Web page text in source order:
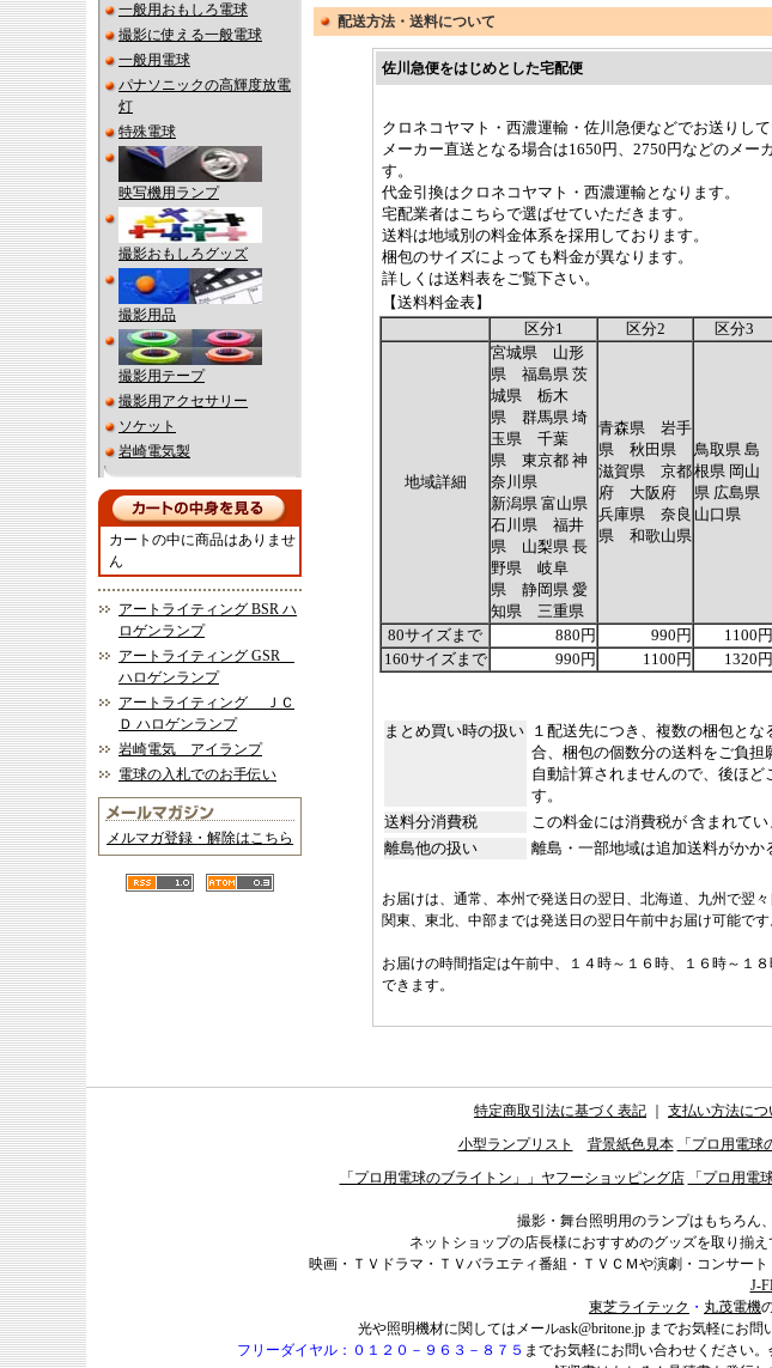
一般用おもしろ電球
撮影に使える一般電球
一般用電球
パナソニックの高輝度放電
灯
特殊電球
映写機用ランプ
撮影おもしろグッズ
撮影用品
撮影用テープ
撮影用アクセサリー
ソケット
岩崎電気製
カートの中に商品はありませ
ん
アートライティング BSR ハ
ロゲンランプ
アートライティング GSR
ハロゲンランプ
アートライティング ＪＣ
Ｄ ハロゲンランプ
岩崎電気 アイランプ
電球の入札でのお手伝い
メルマガ登録・解除はこちら
配送方法・送料について
佐川急便をはじめとした宅配便
クロネコヤマト・西濃運輸・佐川急便などでお送りして
メーカー直送となる場合は1650円、2750円などのメー
す。
代金引換はクロネコヤマト・西濃運輸となります。
宅配業者はこちらで選ばせていただきます。
送料は地域別の料金体系を採用しております。
梱包のサイズによっても料金が異なります。
詳しくは送料表をご覧下さい。
【送料料金表】
区分1 区分2 区分3
地域詳細
宮城県 山形
県 福島県 茨
城県 栃木
県 群馬県 埼
玉県 千葉
県 東京都 神
奈川県
新潟県 富山県
石川県 福井
県 山梨県 長
野県 岐阜
県 静岡県 愛
知県 三重県
青森県 岩手
県 秋田県
滋賀県 京都
府 大阪府
兵庫県 奈良
県 和歌山県
鳥取県 島
根県 岡山
県 広島県
山口県
80サイズまで 880円 990円 1100円
160サイズまで
990円 1100円 1320円
まとめ買い時の扱い １配送先につき、複数の梱包と
合、梱包の個数分の送料をご負担
自動計算されませんので、後ほど
す。
送料分消費税
この料金には消費税が 含まれてい
離島他の扱い
離島・一部地域は追加送料がかか
お届けは、通常、本州で発送日の翌日、北海道、九州で翌々
関東、東北、中部までは発送日の翌日午前中お届け可能です
お届けの時間指定は午前中、１４時～１６時、１６時～１
できます。
特定商取引法に基づく表記 支払い方法につ
小型ランプリスト
背景紙色見本 「プロ用電
「プロ用電球のブライトン」」ヤフーショッピング店
「プロ用電
撮影・舞台照明用のランプはもちろん
ネットショップの店長様におすすめのグッズを取り揃
映画・ＴＶドラマ・ＴＶバラエティ番組・ＴＶＣＭや演劇・コンサー
J-
東芝ライテック ・ 丸茂電機
光や照明機材に関してはメールask@britone.jp までお気軽にお問
フリーダイヤル：０１２０－９６３－８７５ までお気軽にお問い合わせください